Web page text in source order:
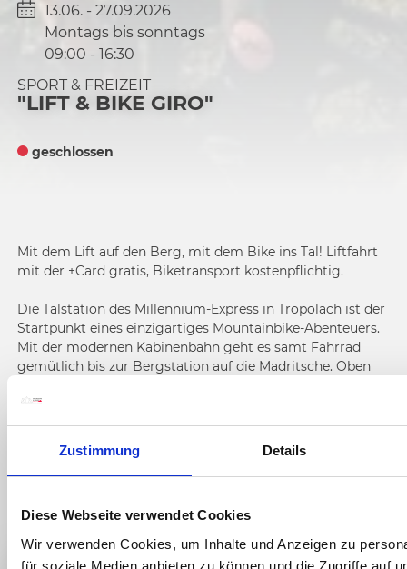
Zustimmung Details
Diese Webseite verwendet Cookies
Wir verwenden Cookies, um Inhalte und Anzeigen zu
für soziale Medien anbieten zu können und die Zugriffe auf
13.06. - 27.09.2026
Montags bis sonntags
09:00 - 16:30
SPORT & FREIZEIT
"LIFT & BIKE GIRO"
geschlossen
Mit dem Lift auf den Berg, mit dem Bike ins Tal! Liftfahrt
mit der +Card gratis, Biketransport kostenpflichtig.
Die Talstation des Millennium-Express in Tröpolach ist der
Startpunkt eines einzigartiges Mountainbike-Abenteuers.
Mit der modernen Kabinenbahn geht es samt Fahrrad
gemütlich bis zur Bergstation auf die Madritsche. Oben
dem Tal.